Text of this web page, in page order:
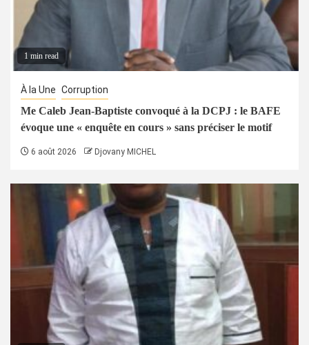
1 min read
À la Une Corruption
Me Caleb Jean-Baptiste convoqué à la DCPJ : le BAFE
évoque une « enquête en cours » sans préciser le motif
6 août 2026 Djovany MICHEL